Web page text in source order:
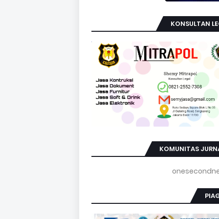
KONSULTAN
KOMUNITAS